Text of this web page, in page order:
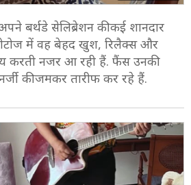
बर्थडे सेलिब्रेशन की कई शानदार
में वह बेहद खुश, रिलैक्स और
करती नजर आ रही हैं. फैंस उनकी
की जमकर तारीफ कर रहे हैं.